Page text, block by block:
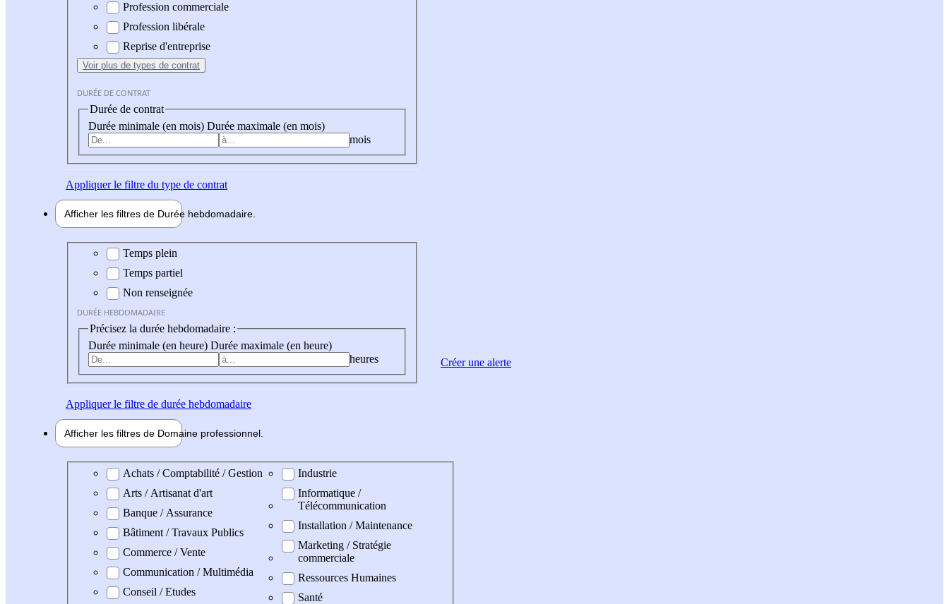
Profession commerciale
Profession libérale
Reprise d'entreprise
Voir plus de types de contrat
DURÉE DE CONTRAT
Durée de contrat
Durée minimale (en mois) Durée maximale (en mois)
mois
Appliquerle filtre du type de contrat
Afficher les filtres de Durée hebdomadaire
Durée hebdomadaire
Temps plein
Temps partiel
Non renseignée
DURÉE HEBDOMADAIRE
Précisez la durée hebdomadaire :
Durée minimale (en heure) Durée maximale (en heure)
heures
Appliquerle filtre de durée hebdomadaire
Afficher les filtres de Domaine professionnel
Domaine professionel
Achats / Comptabilité / Gestion
Arts / Artisanat d'art
Banque / Assurance
Bâtiment / Travaux Publics
Commerce / Vente
Communication / Multimédia
Conseil / Etudes
Industrie
Informatique /
Télécommunication
Installation / Maintenance
Marketing / Stratégie
commerciale
Ressources Humaines
Santé
Créer une alerte